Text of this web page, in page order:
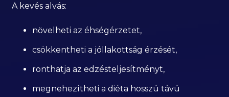
A kevés alvás:
növelheti az éhségérzetet,
csökkentheti a jóllakottság érzését,
ronthatja az edzésteljesítményt,
megnehezítheti a diéta hosszú távú